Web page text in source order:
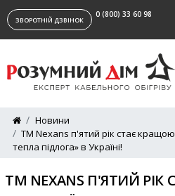
ЗВОРОТНІЙ ДЗВІНОК
0 (800) 33 60 98
Новини
ТМ Nexans п'ятий рік стає кращою
тепла підлога» в Україні!
ТМ NEXANS П'ЯТИЙ